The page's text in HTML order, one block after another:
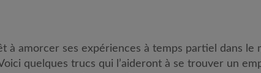
à amorcer ses expériences à temps partiel dans le
quelques trucs qui l’aideront à se trouver un